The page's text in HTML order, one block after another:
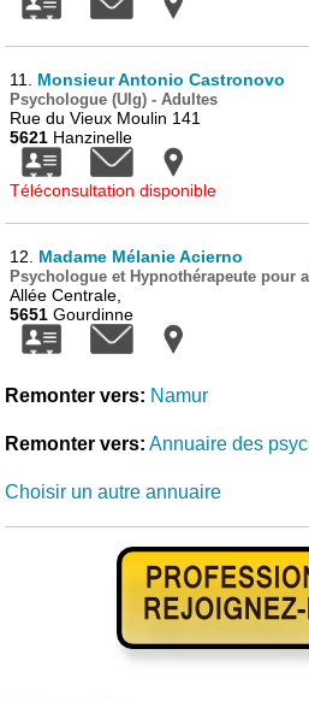
11. Monsieur Antonio Castronovo
Psychologue (Ulg) - Adultes
Rue du Vieux Moulin 141
5621 Hanzinelle
Téléconsultation disponible
12. Madame Mélanie Acierno
Psychologue et Hypnothérapeute pour
Allée Centrale,
5651 Gourdinne
Remonter vers: Namur
Remonter vers: Annuaire des
Choisir un autre annuaire